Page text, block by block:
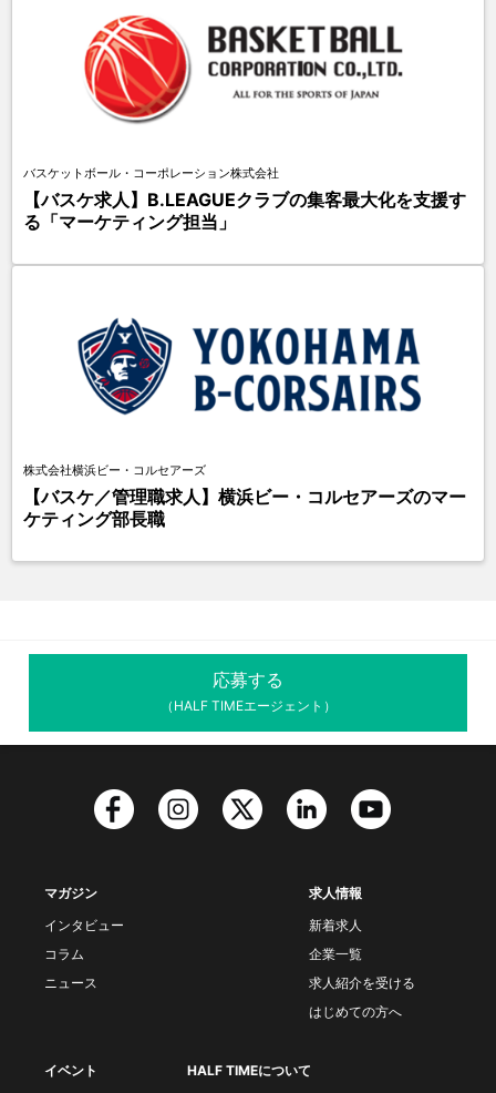
バスケットボール・コーポレーション株式会社
【バスケ求人】B.LEAGUEクラブの集客最大化を支援す
る「マーケティング担当」
株式会社横浜ビー・コルセアーズ
【バスケ／管理職求人】横浜ビー・コルセアーズのマー
ケティング部長職
応募する
（HALF TIMEエージェント）
マガジン
インタビュー
コラム
ニュース
求人情報
新着求人
企業一覧
求人紹介を受ける
はじめての方へ
イベント HALF TIMEについて